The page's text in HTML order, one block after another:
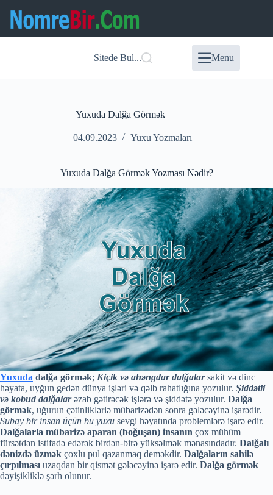
content
Sitede Bul... Menu
Yuxuda Dalğa Görmək
04.09.2023 Yuxu Yozmaları
Yuxuda Dalğa Görmək Yozması Nədir?
Yuxuda dalğa görmək; Kiçik və ahəngdar dalğalarsakit və dinc
həyata, uyğun gedən dünya işləri və qəlb rahatlığına yozulur. Şiddətli
və kobud dalğalarəzab gətirəcək işlərə və şiddətə yozulur. Dalğa
görmək, uğurun çətinliklərlə mübarizədən sonra gələcəyinə işarədir.
Subay bir insan üçün bu yuxu sevgi həyatında problemlərə işarə edir.
Dalğalarla mübarizə aparan (boğuşan) insanın çox mühüm
fürsətdən istifadə edərək birdən-birə yüksəlmək mənasındadır. Dalğalı
dənizdə üzmək çoxlu pul qazanmaq deməkdir. Dalğaların sahilə
çırpılması uzaqdan bir qismət gələcəyinə işarə edir. Dalğa görmək
dəyişikliklə şərh olunur.